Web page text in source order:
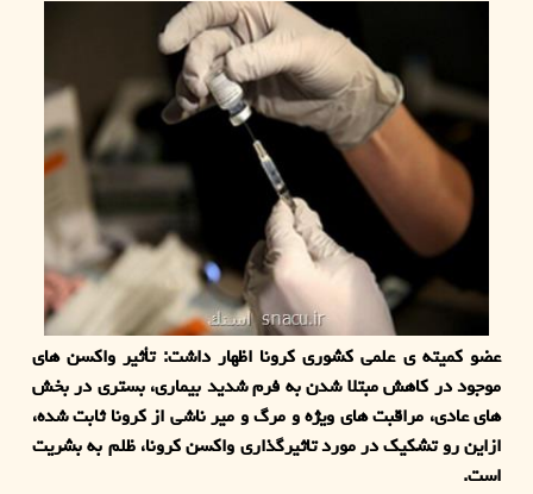
عضو کمیته ی علمی کشوری کرونا اظهار داشت: تأثیر واکسن های
موجود در کاهش مبتلا شدن به فرم شدید بیماری، بستری در بخش
های عادی، مراقبت های ویژه و مرگ و میر ناشی از کرونا ثابت شده،
ازاین رو تشکیک در مورد تاثیرگذاری واکسن کرونا، ظلم به بشریت
است.